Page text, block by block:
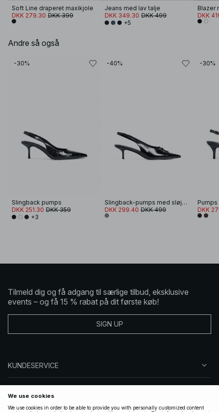
Soft Line draperet maxikjole
DKK 279.30 DKK 399
Jeans med lav talje
DKK 349.30 DKK 499
+5
Blazer
DKK
Andre så også
-30%
Slingback pumps
DKK 251.30 DKK 359
+3
-40%
Slingback-pumps med sløjfedetalje
DKK 299.40 DKK 499
-30%
DKK
Tilmeld dig og få adgang til særlige tilbud, eksklusive
events – og få 15 % rabat på dit første køb!
SIGN UP
KUNDESERVICE